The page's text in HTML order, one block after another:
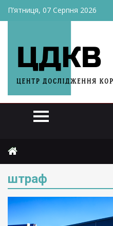
П’ятниця, 07 Серпня 2026
штраф